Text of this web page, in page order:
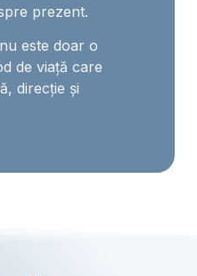
prezent.
este doar o
de viață care
direcție și